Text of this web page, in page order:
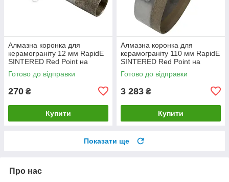
Алмазна коронка для
керамограніту 12 мм RapidE
SINTERED Red Point на
Дриль
Готово до відправки
270 ₴
Купити
Алмазна коронка для
керамограніту 110 мм RapidE
SINTERED Red Point на
Дриль
Готово до відправки
3 283 ₴
Купити
Показати ще
Про нас